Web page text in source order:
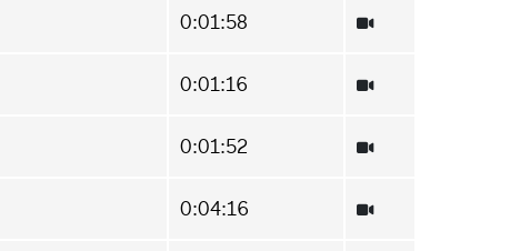
0:01:58
0:01:16
0:01:52
0:04:16